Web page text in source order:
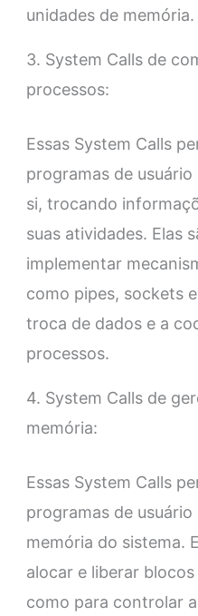
unidades de memória.
3. System Calls de
processos:
Essas System Calls
programas de
si, trocando
suas atividades. Elas
implementar
como pipes, sockets
troca de dados e a
processos.
4. System Calls de
memória:
Essas System Calls
programas de
memória do sistema.
alocar e liberar
como para controlar